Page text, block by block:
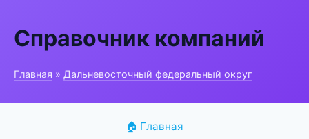
Справочник компаний
Главная » Дальневосточный федеральный округ
🏠 Главная